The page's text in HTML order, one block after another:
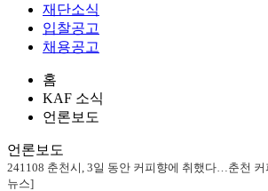
재단소식
입찰공고
채용공고
홈
KAF 소식
언론보도
언론보도
241108 춘천시, 3일 동안 커피향에 취했다…춘천
뉴스]